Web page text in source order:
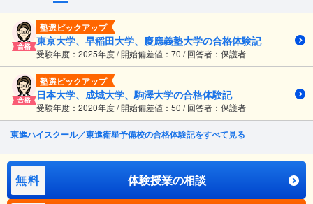
塾選ピックアップ
東京大学、早稲田大学、慶應義塾大学の合格体験記
受験年度：2025年度 / 開始偏差値：70 / 回答者：保護者
塾選ピックアップ
日本大学、成城大学、駒澤大学の合格体験記
受験年度：2020年度 / 開始偏差値：50 / 回答者：保護者
東進ハイスクール／東進衛星予備校の合格体験記をすべて見る
無料 体験授業の相談